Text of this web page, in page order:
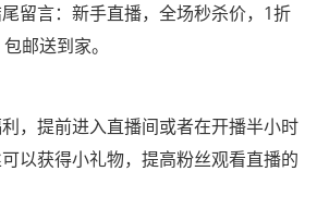
留言：新手直播，全场秒杀价，1折
邮送到家。
提前进入直播间或者在开播半小时
以获得小礼物，提高粉丝观看直播的